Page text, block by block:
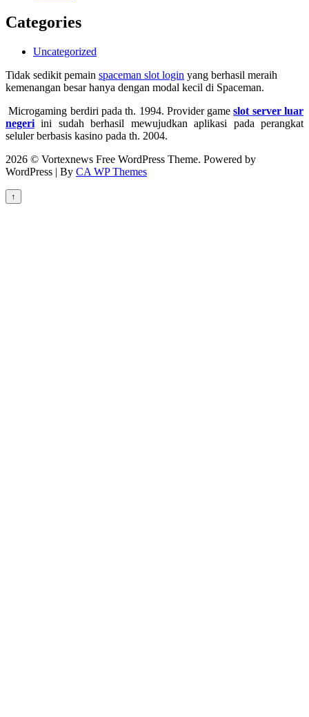
Categories
Uncategorized
Tidak sedikit pemain spaceman slot login yang berhasil meraih
kemenangan besar hanya dengan modal kecil di Spaceman.
Microgaming berdiri pada th. 1994. Provider gameslot server luar
negeri ini sudah berhasil mewujudkan aplikasi pada perangkat
seluler berbasis kasino pada th. 2004.
2026 © Vortexnews Free WordPress Theme. Powered by
WordPress | By CA WP Themes
↑